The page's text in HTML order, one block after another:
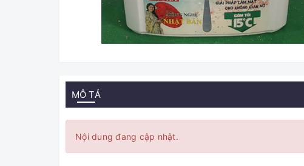
MÔ TẢ
Nội dung đang cập nhật.